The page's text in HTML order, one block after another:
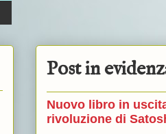
Post in
Nuovo libro in
rivoluzione di